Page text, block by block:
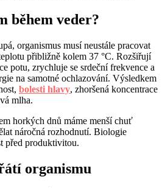
během veder?
organismus musí neustále pracovat
přibližně kolem 37 °C. Rozšiřují
potu, zrychluje se srdeční frekvence a
na samotné ochlazování. Výsledkem
bolesti hlavy, zhoršená koncentrace
mlha.
horkých dnů máme menší chuť
náročná rozhodnutí. Biologie
před produktivitou.
organismu